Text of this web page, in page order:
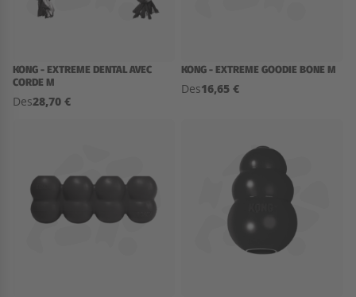
KONG - EXTREME DENTAL AVEC
CORDE M
Des28,70 €
KONG - EXTREME GOODIE BONE M
Des16,65 €